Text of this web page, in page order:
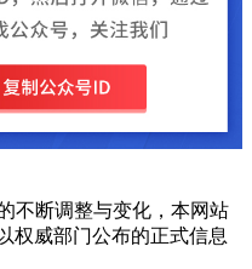
不断调整与变化，本网站
权威部门公布的正式信息